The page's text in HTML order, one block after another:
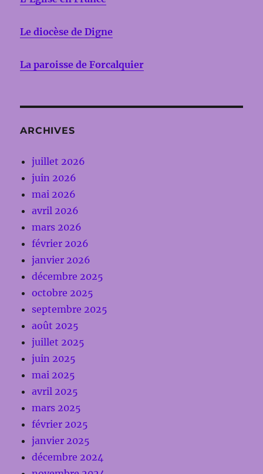
Le diocèse de Digne
La paroisse de Forcalquier
ARCHIVES
juillet 2026
juin 2026
mai 2026
avril 2026
mars 2026
février 2026
janvier 2026
décembre 2025
octobre 2025
septembre 2025
août 2025
juillet 2025
juin 2025
mai 2025
avril 2025
mars 2025
février 2025
janvier 2025
décembre 2024